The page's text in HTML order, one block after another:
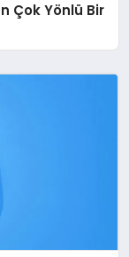
Çok Yönlü Bir